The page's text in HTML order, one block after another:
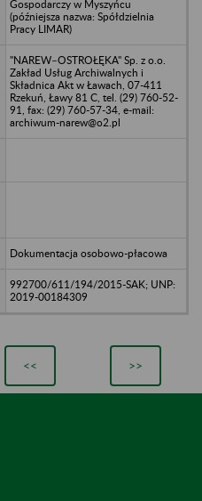
Gospodarczy w Myszyńcu
(późniejsza nazwa: Spółdzielnia
Pracy LIMAR)
"NAREW–OSTROŁĘKA" Sp. z o.o.
Zakład Usług Archiwalnych i
Składnica Akt w Ławach, 07-411
Rzekuń, Ławy 81 C, tel. (29) 760-52-
91, fax: (29) 760-57-34, e-mail:
archiwum-narew@o2.pl
Dokumentacja osobowo-płacowa
992700/611/194/2015-SAK; UNP:
2019-00184309
<< >>